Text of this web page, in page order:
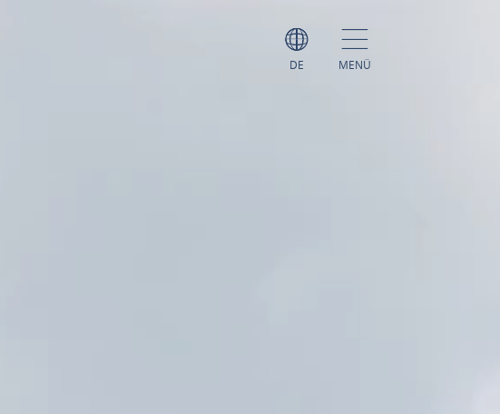
DE MENÜ